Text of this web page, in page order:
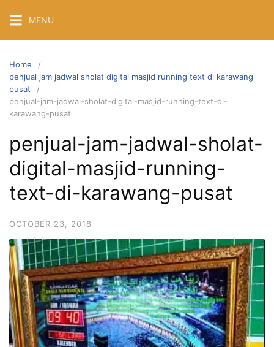
content
MENU
Home
penjual jam jadwal sholat digital masjid running text di karawang
pusat
penjual-jam-jadwal-sholat-digital-masjid-running-text-di-
karawang-pusat
penjual-jam-jadwal-sholat-
digital-masjid-running-
text-di-karawang-pusat
OCTOBER 23, 2018